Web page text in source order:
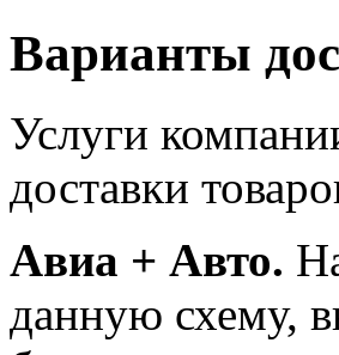
Варианты
Услуги
доставки
Авиа + Авто.
данную схему,